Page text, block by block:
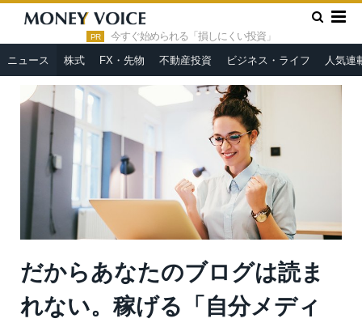
PR 今すぐ始められる「損しにくい投資」
ニュース 株式 FX・先物 不動産投資 ビジネス・ライフ 人気連
HOME » ニュース »
だからあなたのブログは読まれない。稼げ
る「自分メディア」のつくり方(後編)＝俣野成敏
だからあなたのブログは読ま
れない。稼げる「自分メディ